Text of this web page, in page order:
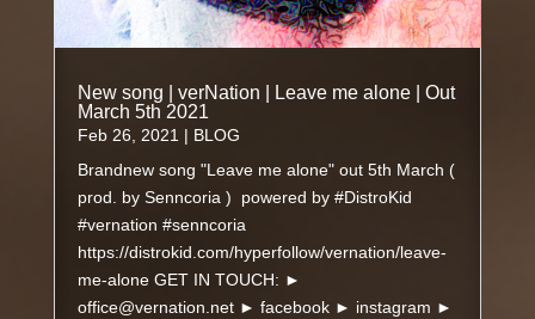
New song | verNation | Leave me alone | Out
March 5th 2021
Feb 26, 2021| BLOG
Brandnew song "Leave me alone" out 5th March (
prod. by Senncoria ) powered by #DistroKid
#vernation #senncoria
https://distrokid.com/hyperfollow/vernation/leave-
me-alone GET IN TOUCH: ►
office@vernation.net ► facebook ► instagram ►